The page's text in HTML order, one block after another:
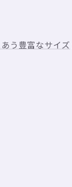
う豊富なサイズ